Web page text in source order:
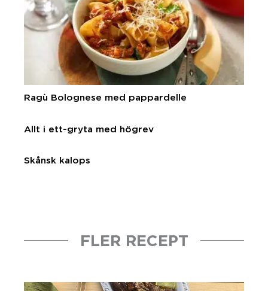
Ragù Bolognese med pappardelle
Allt i ett-gryta med högrev
Skånsk kalops
FLER RECEPT